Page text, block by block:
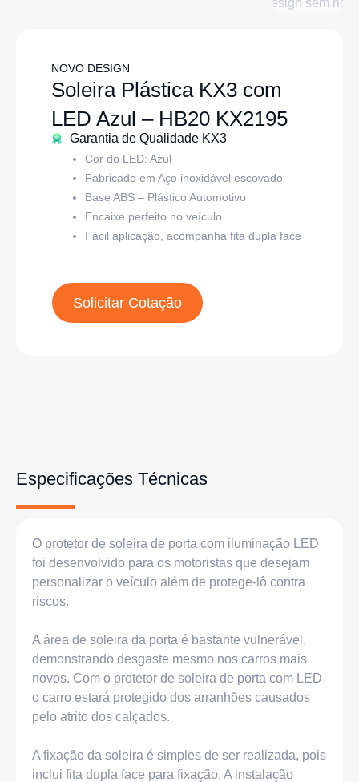
NOVO DESIGN
Soleira Plástica KX3 com
LED Azul – HB20 KX2195
Garantia de Qualidade KX3
Cor do LED: Azul
Fabricado em Aço inoxidável escovado
Base ABS – Plástico Automotivo
Encaixe perfeito no veículo
Fácil aplicação, acompanha fita dupla face
Solicitar Cotação
Especificações Técnicas
O protetor de soleira de porta com iluminação LED
foi desenvolvido para os motoristas que desejam
personalizar o veículo além de protege-lô contra
riscos.
A área de soleira da porta é bastante vulnerável,
demonstrando desgaste mesmo nos carros mais
novos. Com o protetor de soleira de porta com LED
o carro estará protegido dos arranhões causados
pelo atrito dos calçados.
A fixação da soleira é simples de ser realizada, pois
inclui fita dupla face para fixação. A instalação